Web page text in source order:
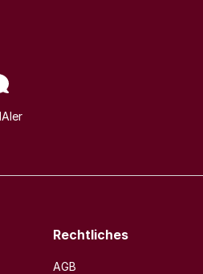
Rechtliches
AGB